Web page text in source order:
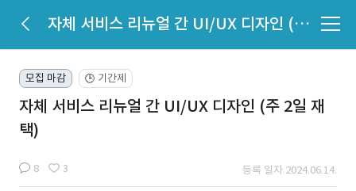
자체 서비스 리뉴얼 간 UI/UX 디자인 (주 2일 재택)
모집 마감 🕒 기간제
자체 서비스 리뉴얼 간 UI/UX 디자인 (주 2일 재
택)
8 3 등록 일자 2024.06.14.